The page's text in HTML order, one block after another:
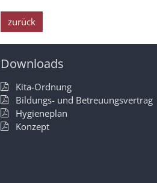
zurück
Downloads
Kita-Ordnung
Bildungs- und Betreuungsvertrag
Hygieneplan
Konzept